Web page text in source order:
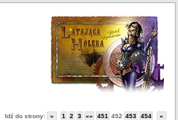
Idź do strony: « 1 2 3 «» 451 452 453 454 »